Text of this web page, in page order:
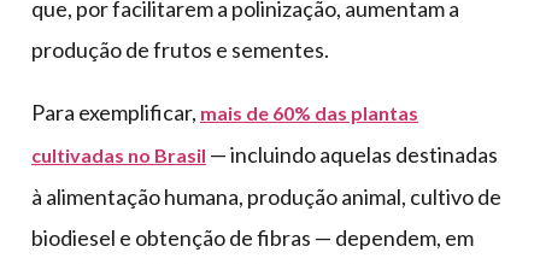
que, por facilitarem a polinização, aumentam a
produção de frutos e sementes.
Para exemplificar, mais de 60% das plantas
cultivadas no Brasil — incluindo aquelas destinadas
à alimentação humana, produção animal, cultivo de
biodiesel e obtenção de fibras — dependem, em